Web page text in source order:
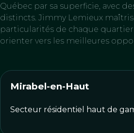
Québec par sa superficie, avec
distincts. Jimmy Lemieux
particularités de chaque
orienter vers les meilleures
Mirabel-en-Haut
Secteur résidentiel haut de